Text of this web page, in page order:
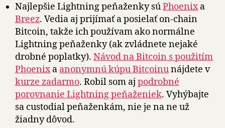
Najlepšie Lightning peňaženky súPhoenixa
Breez. Vedia aj prijímať a posielať on-chain
Bitcoin, takže ich používam ako normálne
Lightning peňaženky (ak zvládnete nejaké
drobné poplatky). Návod na Bitcoin s použitím
Phoenixa anonymnú kúpu Bitcoinunájdete v
kurze zadarmo. Robil som aj podrobné
porovnanie Lightning peňaženiek. Vyhýbajte
sa custodial peňaženkám, nie je na ne už
žiadny dôvod.